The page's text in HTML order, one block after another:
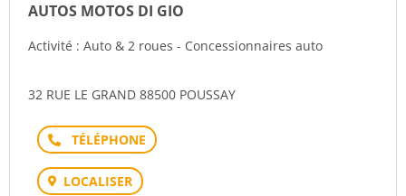
AUTOS MOTOS DI GIO
Activité : Auto & 2 roues - Concessionnaires auto
32 RUE LE GRAND 88500 POUSSAY
Téléphone
LOCALISER